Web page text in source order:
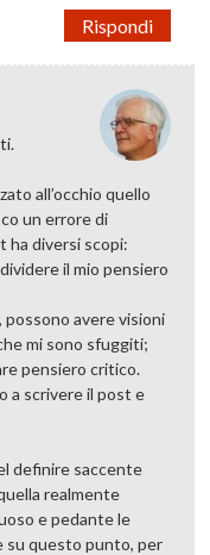
Rispondi
all’occhio quello
un errore di
ha diversi scopi:
il mio pensiero
possono avere visioni
mi sono sfuggiti;
pensiero critico.
a scrivere il post e
definire saccente
realmente
e pedante le
su questo punto, per